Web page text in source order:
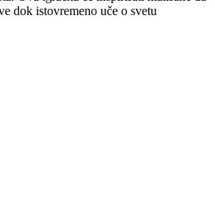
dok istovremeno uče o svetu